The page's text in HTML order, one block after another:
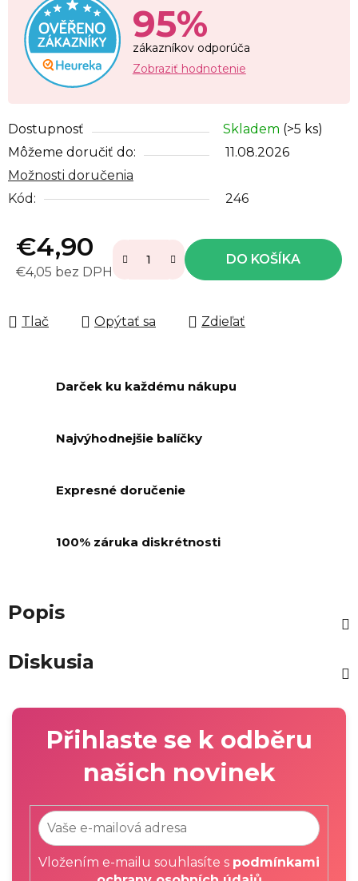
95%
zákazníkov odporúča
Zobraziť hodnotenie
Dostupnosť Skladem (>5 ks)
Môžeme doručiť do:
11.08.2026
Možnosti doručenia
Kód:
246
€4,90
€4,05 bez DPH
DO KOŠÍKA
Tlač Opýtať sa Zdieľať
Darček ku každému nákupu
Najvýhodnejšie balíčky
Expresné doručenie
100% záruka diskrétnosti
Popis
Diskusia
Přihlaste se k odběru
našich novinek
Vložením e-mailu souhlasíte s podmínkami